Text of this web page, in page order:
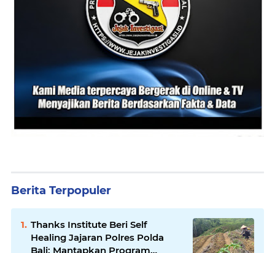
Berita Terpopuler
Thanks Institute Beri Self
Healing Jajaran Polres Polda
Bali: Mantapkan Program